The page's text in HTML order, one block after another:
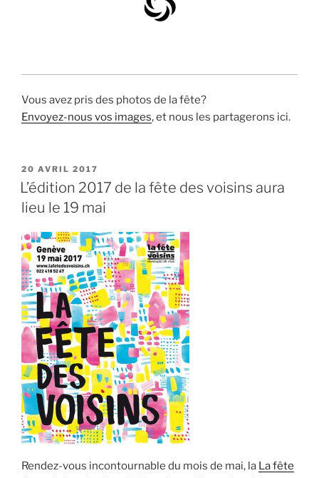
Vous avez pris des photos de la fête?
Envoyez-nous vos images, et nous les partagerons ici.
PUBLIÉ
LE
20 AVRIL 2017
L’édition 2017 de la fête des voisins aura
lieu le 19 mai
Rendez-vous incontournable du mois de mai, la La fête